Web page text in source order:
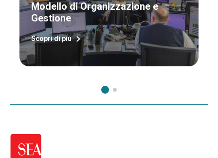
Modello di Organizzazione e
Gestione
Scopri di più